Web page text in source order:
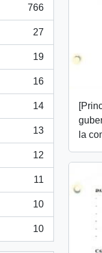
766
27
19
16
14
13
12
11
10
10
la